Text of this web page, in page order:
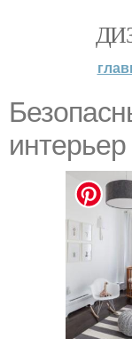
интерьер